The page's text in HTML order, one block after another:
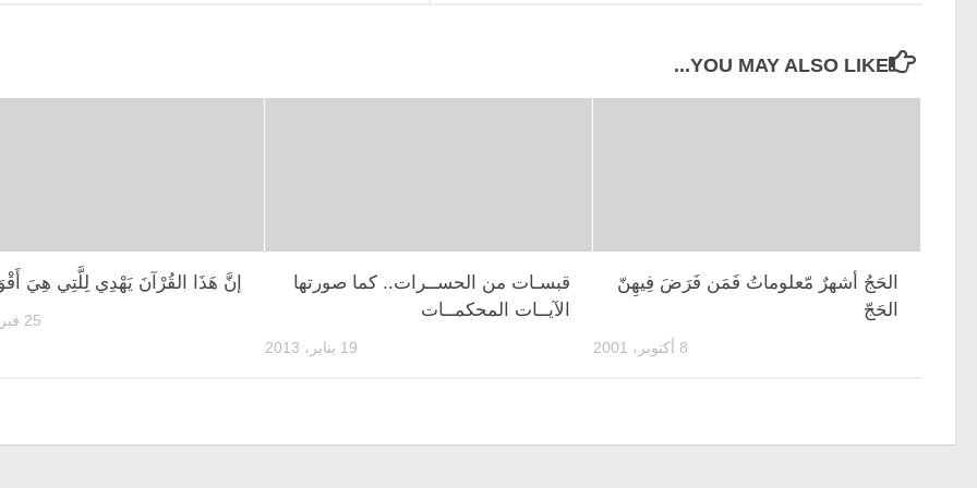
YOU MAY ALSO LIKE...
إنَّ هَذَا القُرْآنَ يَهْدِي لِلَّتِي هِيَ
25 فبراير، 2007
قبسـات من الحســرات.. كما صورتها
الآيــات المحكمــات
19 يناير، 2013
الحَجُ أشهرٌ مّعلوماتُ فَمَن فَرَضَ فِيهِنّ
الحَجّ
8 أكتوبر، 2001